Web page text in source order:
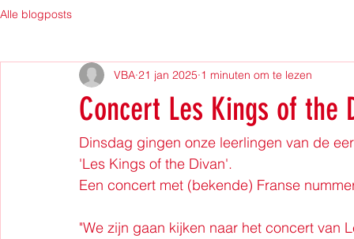
Alle blogposts
Concert Les Kings of the
VBA 21 jan 2025 1 minuten om te lezen
Dinsdag gingen onze leerlingen van de
'Les Kings of the Divan'.
Een concert met (bekende) Franse
"We zijn gaan kijken naar het concert van